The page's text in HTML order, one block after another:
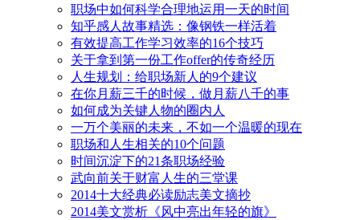
职场中如何科学合理地运用一天的时间
知乎感人故事精选：像钢铁一样活着
有效提高工作学习效率的16个技巧
关于拿到第一份工作offer的传奇经历
人生规划：给职场新人的9个建议
在你月薪三千的时候，做月薪八千的事
如何成为关键人物的圈内人
一万个美丽的未来，不如一个温暖的现在
职场和人生相关的10个问题
时间沉淀下的21条职场经验
武向前关于财富人生的三堂课
2014十大经典必读励志美文摘抄
2014美文赏析《风中亮出年轻的旗》